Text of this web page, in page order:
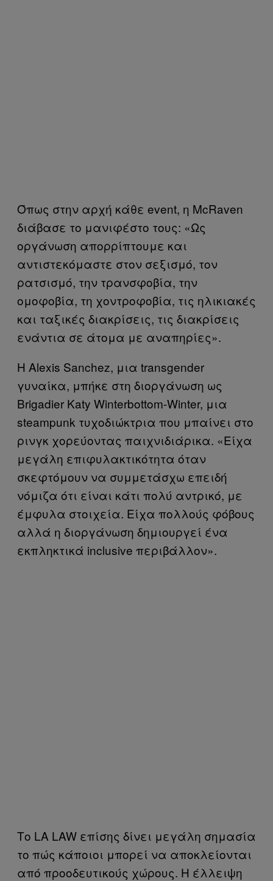
Όπως στην αρχή κάθε event, η McRaven
διάβασε το μανιφέστο τους: «Ως
οργάνωση απορρίπτουμε και
αντιστεκόμαστε στον σεξισμό, τον
ρατσισμό, την τρανσφοβία, την
ομοφοβία, τη χοντροφοβία, τις ηλικιακές
και ταξικές διακρίσεις, τις διακρίσεις
ενάντια σε άτομα με αναπηρίες».
Η Alexis Sanchez, μια transgender
γυναίκα, μπήκε στη διοργάνωση ως
Brigadier Katy Winterbottom-Winter, μια
steampunk τυχοδιώκτρια που μπαίνει στο
ρινγκ χορεύοντας παιχνιδιάρικα. «Είχα
μεγάλη επιφυλακτικότητα όταν
σκεφτόμουν να συμμετάσχω επειδή
νόμιζα ότι είναι κάτι πολύ αντρικό, με
έμφυλα στοιχεία. Είχα πολλούς φόβους
αλλά η διοργάνωση δημιουργεί ένα
εκπληκτικά inclusive περιβάλλον».
Το LA LAW επίσης δίνει μεγάλη σημασία
το πώς κάποιοι μπορεί να αποκλείονται
από προοδευτικούς χώρους. Η έλλειψη